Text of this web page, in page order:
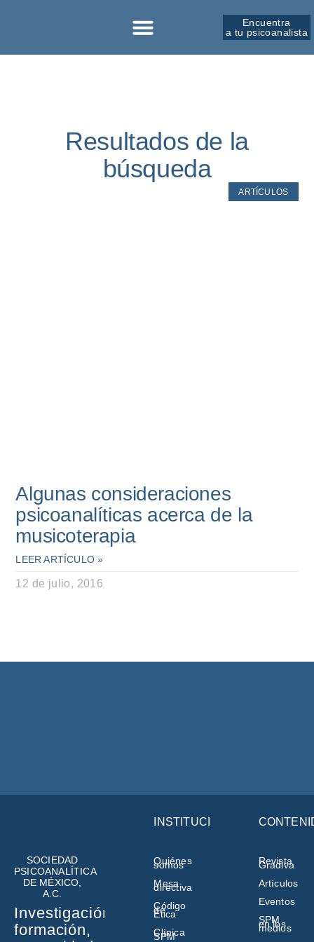
Encuentra
a tu psicoanalista
Resultados de la
búsqueda
ARTÍCULOS
Algunas consideraciones
psicoanalíticas acerca de la
musicoterapia
LEER ARTÍCULO »
12 de julio, 2016
SOCIEDAD
PSICOANALÍTICA
DE MÉXICO,
A.C.
Investigación,
formación,
INSTITUCIÓN
Quiénes
somos
Mesa
directiva
Código
de
Ética
Clínica
SPM
Revista
Gradiva
Artículos
Eventos
SPM
en los
medios